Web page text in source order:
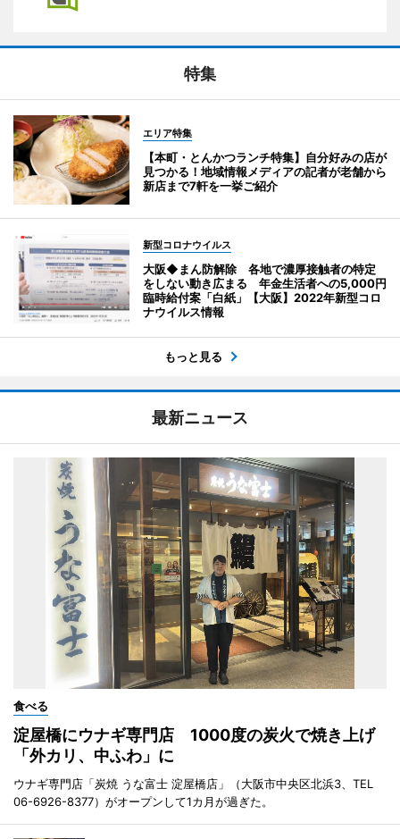
特集
エリア特集
【本町・とんかつランチ特集】自分好みの店が
見つかる！地域情報メディアの記者が老舗から
新店まで7軒を一挙ご紹介
新型コロナウイルス
大阪◆まん防解除 各地で濃厚接触者の特定
をしない動き広まる 年金生活者への5,000円
臨時給付案「白紙」【大阪】2022年新型コロ
ナウイルス情報
もっと見る
最新ニュース
食べる
淀屋橋にウナギ専門店 1000度の炭火で焼き上げ
「外カリ、中ふわ」に
ウナギ専門店「炭焼 うな富士 淀屋橋店」（大阪市中央区北浜3、TEL
06-6926-8377）がオープンして1カ月が過ぎた。